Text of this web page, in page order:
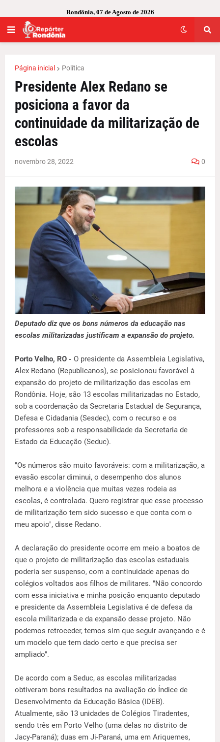
Rondônia, 07 de Agosto de 2026
Página inicial Política
Presidente Alex Redano se
posiciona a favor da
continuidade da militarização de
escolas
novembro 28, 2022 0
Deputado diz que os bons números da educação nas
escolas militarizadas justificam a expansão do projeto.
Porto Velho, RO - O presidente da Assembleia Legislativa,
Alex Redano (Republicanos), se posicionou favorável à
expansão do projeto de militarização das escolas em
Rondônia. Hoje, são 13 escolas militarizadas no Estado,
sob a coordenação da Secretaria Estadual de Segurança,
Defesa e Cidadania (Sesdec), com o recurso e os
professores sob a responsabilidade da Secretaria de
Estado da Educação (Seduc).
"Os números são muito favoráveis: com a militarização, a
evasão escolar diminui, o desempenho dos alunos
melhora e a violência que muitas vezes rodeia as
escolas, é controlada. Quero registrar que esse processo
de militarização tem sido sucesso e que conta com o
meu apoio", disse Redano.
A declaração do presidente ocorre em meio a boatos de
que o projeto de militarização das escolas estaduais
poderia ser suspenso, com a continuidade apenas do
colégios voltados aos filhos de militares. "Não concordo
com essa iniciativa e minha posição enquanto deputado
e presidente da Assembleia Legislativa é de defesa da
escola militarizada e da expansão desse projeto. Não
podemos retroceder, temos sim que seguir avançando e é
um modelo que tem dado certo e que precisa ser
ampliado".
De acordo com a Seduc, as escolas militarizadas
obtiveram bons resultados na avaliação do Índice de
Desenvolvimento da Educação Básica (IDEB).
Atualmente, são 13 unidades de Colégios Tiradentes,
sendo três em Porto Velho (uma delas no distrito de
Jacy-Paraná); duas em Ji-Paraná, uma em Ariquemes,